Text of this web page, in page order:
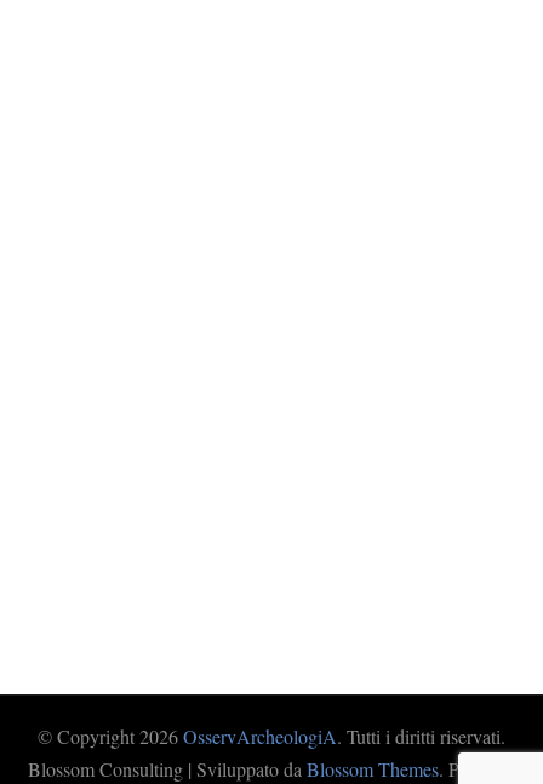
© Copyright 2026OsservArcheologiA. Tutti i diritti riservati.
Blossom Consulting | Sviluppato da Blossom Themes. Powered